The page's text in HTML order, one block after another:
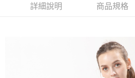
萊爾富取貨付款
每筆NT$100，滿NT$699(含以上)免運費
詳細說明 商品規格